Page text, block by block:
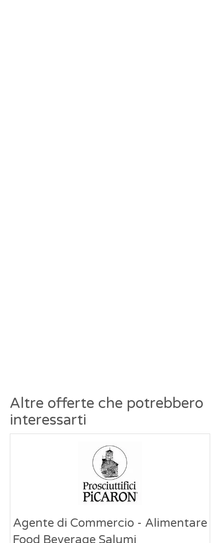
Altre offerte che potrebbero
interessarti
Agente di Commercio - Alimentare
Food Beverage Salumi